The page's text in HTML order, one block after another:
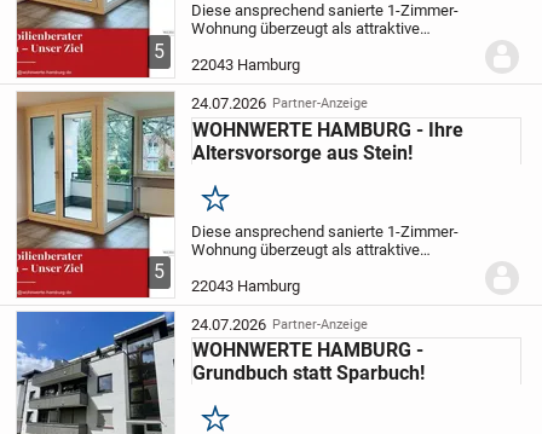
5
Diese ansprechend sanierte 1-Zimmer-
Wohnung überzeugt als attraktive
Gesamtzustand, eine zuverlässige
Vermietung und eine durchdachte
Raumaufteilung auf rund 33,00...
22043 Hamburg
5
24.07.2026 Partner-Anzeige
WOHNWERTE HAMBURG - Ihre
Altersvorsorge aus Stein!
Merken
Diese ansprechend sanierte 1-Zimmer-
Wohnung überzeugt als attraktive
Gesamtzustand, eine zuverlässige
Vermietung und eine durchdachte
Raumaufteilung auf rund 33,00...
22043 Hamburg
24.07.2026 Partner-Anzeige
WOHNWERTE HAMBURG -
Grundbuch statt Sparbuch!
Merken